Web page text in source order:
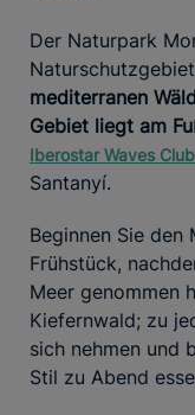
Der Naturpark
mediterranen
Gebiet liegt am
Iberostar Waves
Santanyí.
Beginnen Sie den
Frühstück,
Meer genommen
Kiefernwald; zu
sich nehmen und
Stil zu Abend